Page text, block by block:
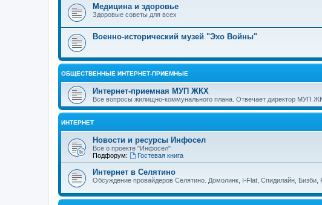
Медицина и здоровье
Здоровые советы для всех
Военно-исторический музей "Эхо Войны"
ОБЩЕСТВЕННЫЕ ИНТЕРНЕТ-ПРИЕМНЫЕ
Интернет-приемная МУП ЖКХ
Все вопросы жилищно-коммунального плана. Отвечает директор МУП
ИНТЕРНЕТ
Новости и ресурсы Инфосел
Все о проекте "Инфосел"
Подфорум:
Гостевая книга
Интернет в Селятино
Обсуждение провайдеров Селятино. Домолинк, I-Flat, Спидилайн,